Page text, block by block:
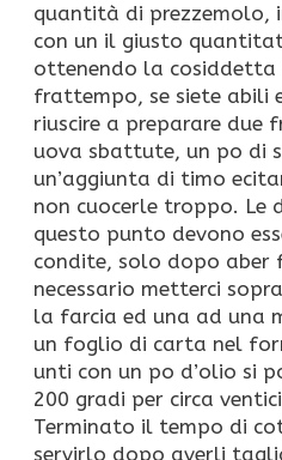
quantità di prezzemolo,
con un il giusto
ottenendo la cosiddetta
frattempo, se siete abili
riuscire a preparare due
uova sbattute, un po di
un’aggiunta di timo
non cuocerle troppo.
questo punto devono
condite, solo dopo aber
necessario metterci
la farcia ed una ad una
un foglio di carta nel
unti con un po d’olio si
200 gradi per circa
Terminato il tempo di
servirlo dopo averli